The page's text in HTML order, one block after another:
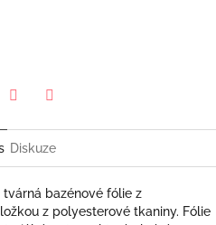
Diskuze
tvárná bazénové fólie z
z polyesterové tkaniny. Fólie